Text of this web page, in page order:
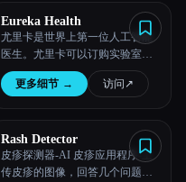
Eureka Health
尤里卡是世界上第一位人工智能
医生。尤里卡可以订购实验室并
在现实世界中提供医疗保险。
更多细节 → 访问 ↗︎
Rash Detector
皮疹探测器-AI 皮疹应用程序-上
传皮疹的图像，回答几个问题，